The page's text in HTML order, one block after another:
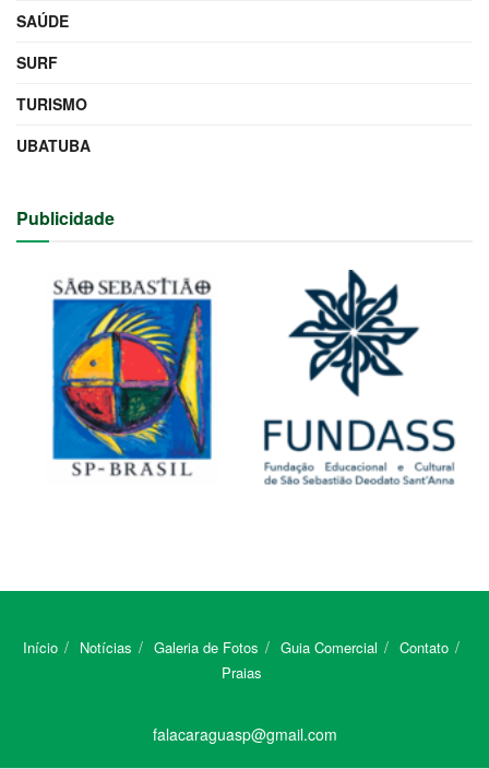
SAÚDE
SURF
TURISMO
UBATUBA
Publicidade
Início Notícias Galeria de Fotos Guia Comercial
Contato
Praias
falacaraguasp@gmail.com